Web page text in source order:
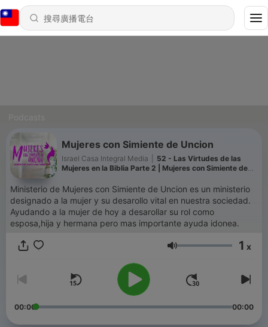
Mujeres con Simiente de Uncion
Israel Casa Integral Media
52 - Las Virtudes de las
Mujeres en la Biblia Parte 2 | Mujeres con Simiente de
Ministerio de Mujeres con Simiente de Uncion es un ministerio
designado a la mujer y su desarollo vital en nuestra sociedad.
Ayudando a la mujer de hoy a desarollar su rol como
esposa,hija y hermana pero mas importante ayuda idonea.
音量 1 x
00:00 00:00